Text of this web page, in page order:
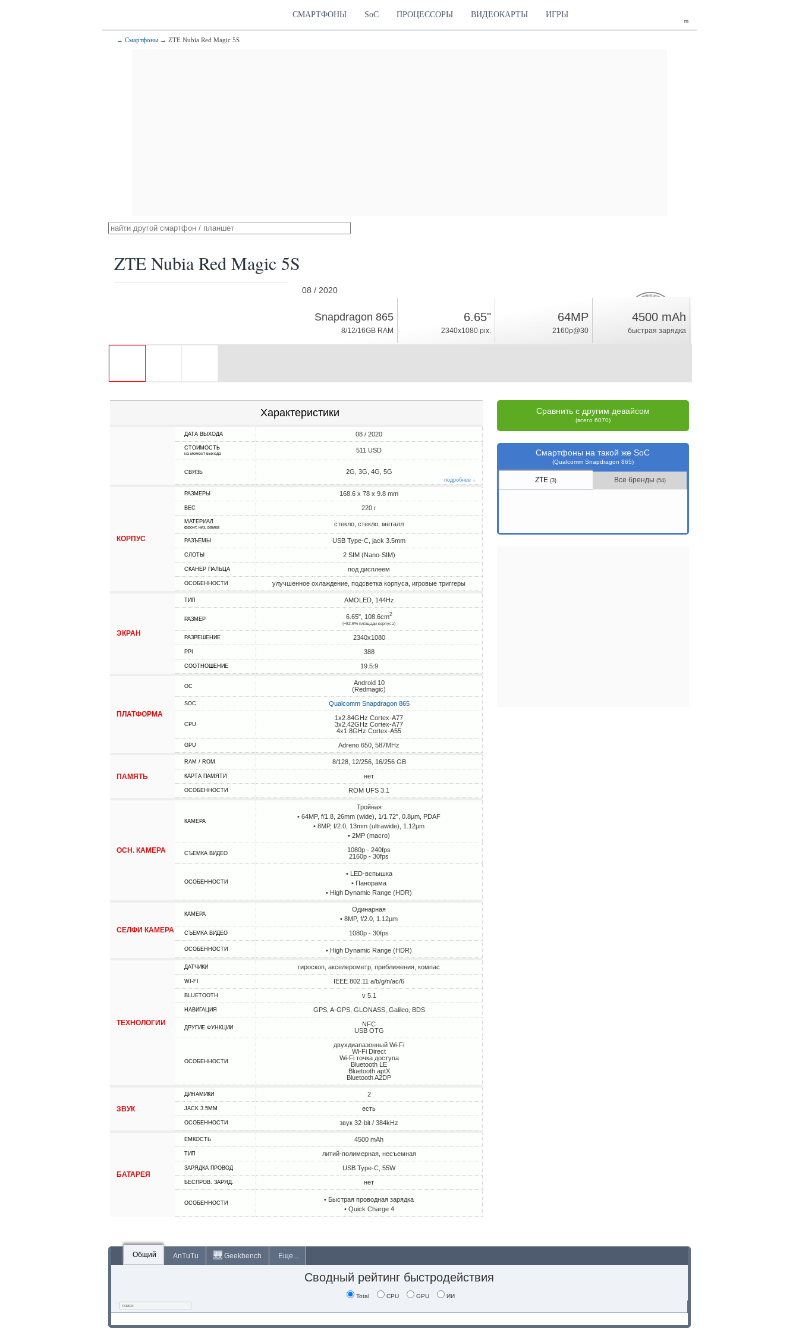
ru
СМАРТФОНЫ SoC ПРОЦЕССОРЫ ВИДЕОКАРТЫ ИГРЫ
→ Смартфоны → ZTE Nubia Red Magic 5S
ZTE Nubia Red Magic 5S
08 / 2020
Android 10, Redmagic
23.7
рейтинг
Snapdragon 865
8/12/16GB RAM
6.65"
2340x1080 pix.
64MP
2160p@30
4500 mAh
быстрая зарядка
Характеристики
ДАТА ВЫХОДА 08 / 2020
СТОИМОСТЬ
на момент выхода 511 USD
СВЯЗЬ 2G, 3G, 4G, 5G
подробнее ↓
КОРПУС
РАЗМЕРЫ 168.6 x 78 x 9.8 mm
ВЕС 220 г
МАТЕРИАЛ
фронт, низ, рамка стекло, стекло, металл
РАЗЪЕМЫ USB Type-C, jack 3.5mm
СЛОТЫ 2 SIM (Nano-SIM)
СКАНЕР ПАЛЬЦА под дисплеем
ОСОБЕННОСТИ улучшенное охлаждение, подсветка корпуса, игровые триггеры
ЭКРАН
ТИП AMOLED, 144Hz
РАЗМЕР 6.65", 108.6cm2
(~82.5% площади корпуса)
РАЗРЕШЕНИЕ 2340x1080
PPI 388
СООТНОШЕНИЕ 19.5:9
ПЛАТФОРМА
ОС
Android 10
(Redmagic)
SOC Qualcomm Snapdragon 865
CPU
1x2.84GHz Cortex-A77
3x2.42GHz Cortex-A77
4x1.8GHz Cortex-A55
GPU Adreno 650, 587MHz
ПАМЯТЬ
RAM / ROM 8/128, 12/256, 16/256 GB
КАРТА ПАМЯТИ нет
ОСОБЕННОСТИ ROM UFS 3.1
ОСН. КАМЕРА
КАМЕРА
Тройная
• 64MP, f/1.8, 26mm (wide), 1/1.72", 0.8µm, PDAF
• 8MP, f/2.0, 13mm (ultrawide), 1.12µm
• 2MP (macro)
СЪЕМКА ВИДЕО
1080p - 240fps
2160p - 30fps
ОСОБЕННОСТИ
• LED-вспышка
• Панорама
• High Dynamic Range (HDR)
СЕЛФИ КАМЕРА
КАМЕРА
Одинарная
• 8MP, f/2.0, 1.12µm
СЪЕМКА ВИДЕО 1080p - 30fps
ОСОБЕННОСТИ • High Dynamic Range (HDR)
ТЕХНОЛОГИИ
ДАТЧИКИ гироскоп, акселерометр, приближения, компас
WI-FI IEEE 802.11 a/b/g/n/ac/6
BLUETOOTH v 5.1
НАВИГАЦИЯ GPS, A-GPS, GLONASS, Galileo, BDS
ДРУГИЕ ФУНКЦИИ
NFC
USB OTG
ОСОБЕННОСТИ
двухдиапазонный Wi-Fi
Wi-Fi Direct
Wi-Fi точка доступа
Bluetooth LE
Bluetooth aptX
Bluetooth A2DP
ЗВУК
ДИНАМИКИ 2
JACK 3.5MM есть
ОСОБЕННОСТИ звук 32-bit / 384kHz
БАТАРЕЯ
ЕМКОСТЬ 4500 mAh
ТИП литий-полимерная, несъемная
ЗАРЯДКА ПРОВОД USB Type-C, 55W
БЕСПРОВ. ЗАРЯД. нет
ОСОБЕННОСТИ
• Быстрая проводная зарядка
• Quick Charge 4
Сравнить с другим девайсом
(всего 6070)
Смартфоны на такой же SoC
(Qualcomm Snapdragon 865)
ZTE(3) Все бренды (54)
Общий AnTuTu Geekbench Еще...
Сводный рейтинг быстродействия
Total CPU GPU ИИ